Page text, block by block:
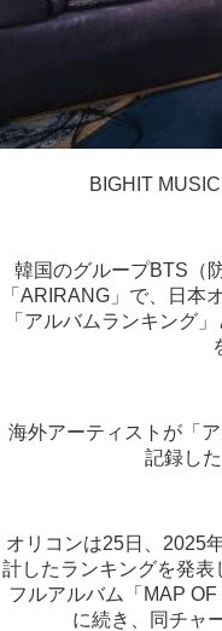
BIGHIT
韓国のグループBTS（
「ARIRANG」で、日本
「アルバムランキング
海外アーティストが「
記録し
オリコンは25日、2025
計したランキングを発
フルアルバム「MAP
に続き、同チャ